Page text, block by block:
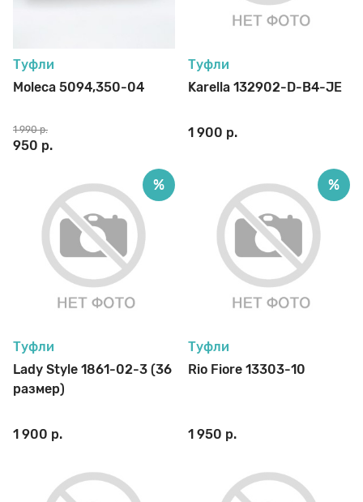
Туфли
Moleca 5094,350-04
950 р.
1 990 р.
Туфли
Karella 132902-D-B4-JE
1 900 р.
%
Туфли
Lady Style 1861-02-3 (36
размер)
1 900 р.
%
Туфли
Rio Fiore 13303-10
1 950 р.
8 den
Полустельки
Пропитка
Пяткоудерживатели
Растяжитель и Очиститель
Рожки
Салфетки
Шнурки